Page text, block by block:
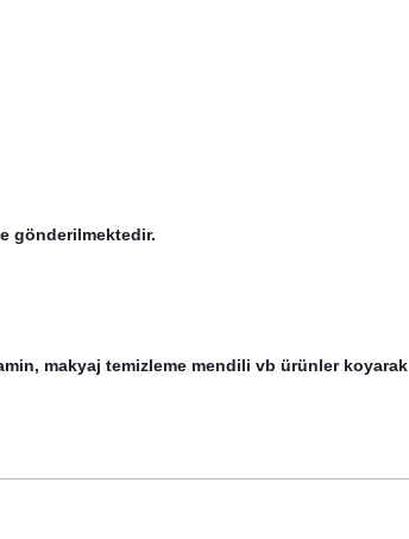
gönderilmektedir.
makyaj temizleme mendili vb ürünler koyarak